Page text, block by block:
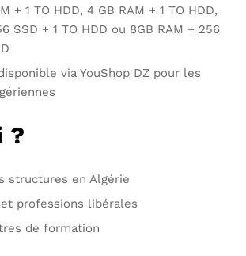
+ 1 TO HDD, 4 GB RAM + 1 TO HDD,
SSD + 1 TO HDD ou 8GB RAM + 256
via YouShop DZ pour les
?
structures en Algérie
professions libérales
de formation